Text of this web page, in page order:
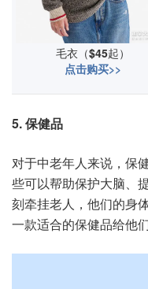
毛衣（$45起）
点击购买>>
5. 保健品
对于中老年人来说，保
些可以帮助保护大脑、
刻牵挂老人，他们的身
一款适合的保健品给他